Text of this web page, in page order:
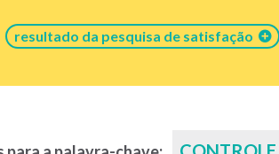
resultado da pesquisa de satisfação